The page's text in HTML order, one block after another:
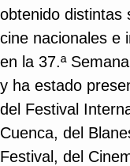
obtenido distintas
cine nacionales e
en la 37.ª
y ha estado
del Festival
Cuenca, del
Festival, del